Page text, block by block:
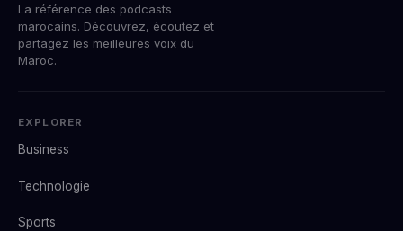
La référence des podcasts
marocains. Découvrez, écoutez et
partagez les meilleures voix du
Maroc.
EXPLORER
Business
Technologie
Sports